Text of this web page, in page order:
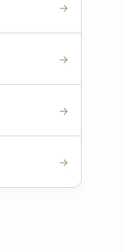
→
→
→
→